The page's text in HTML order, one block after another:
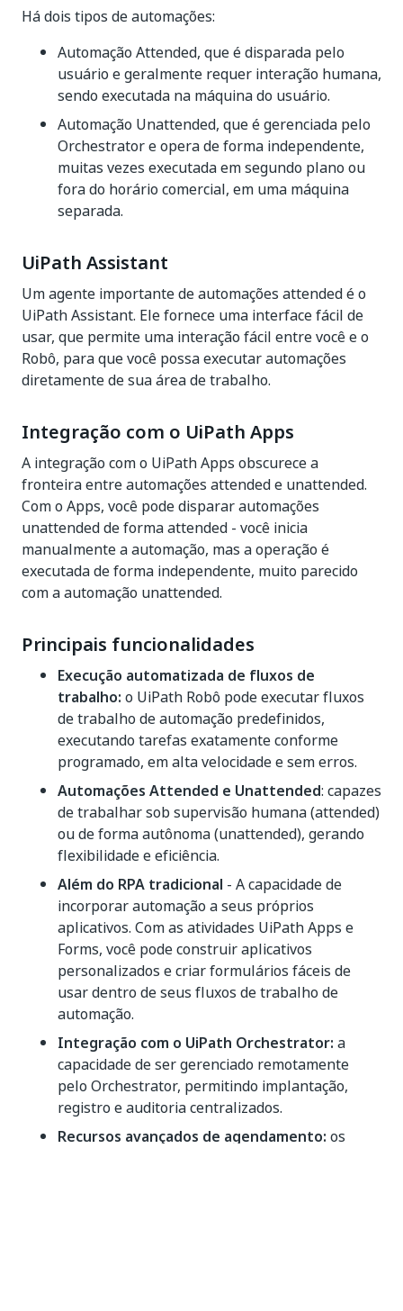
Há dois tipos de automações:
Automação Attended, que é disparada pelo
usuário e geralmente requer interação humana,
sendo executada na máquina do usuário.
Automação Unattended, que é gerenciada pelo
Orchestrator e opera de forma independente,
muitas vezes executada em segundo plano ou
fora do horário comercial, em uma máquina
separada.
UiPath Assistant
Um agente importante de automações attended é o
UiPath Assistant. Ele fornece uma interface fácil de
usar, que permite uma interação fácil entre você e o
Robô, para que você possa executar automações
diretamente de sua área de trabalho.
Integração com o UiPath Apps
A integração com o UiPath Apps obscurece a
fronteira entre automações attended e unattended.
Com o Apps, você pode disparar automações
unattended de forma attended - você inicia
manualmente a automação, mas a operação é
executada de forma independente, muito parecido
com a automação unattended.
Principais funcionalidades
Execução automatizada de fluxos de
trabalho: o UiPath Robô pode executar fluxos
de trabalho de automação predefinidos,
executando tarefas exatamente conforme
programado, em alta velocidade e sem erros.
Automações Attended e Unattended: capazes
de trabalhar sob supervisão humana (attended)
ou de forma autônoma (unattended), gerando
flexibilidade e eficiência.
Além do RPA tradicional - A capacidade de
incorporar automação a seus próprios
aplicativos. Com as atividades UiPath Apps e
Forms, você pode construir aplicativos
personalizados e criar formulários fáceis de
usar dentro de seus fluxos de trabalho de
automação.
Integração com o UiPath Orchestrator: a
capacidade de ser gerenciado remotamente
pelo Orchestrator, permitindo implantação,
registro e auditoria centralizados.
Recursos avançados de agendamento: os